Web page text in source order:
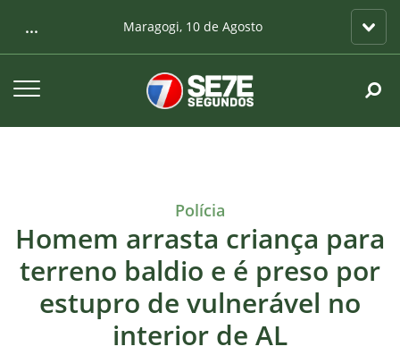
... Maragogi, 10 de Agosto
Polícia
Homem arrasta criança para
terreno baldio e é preso por
estupro de vulnerável no
interior de AL